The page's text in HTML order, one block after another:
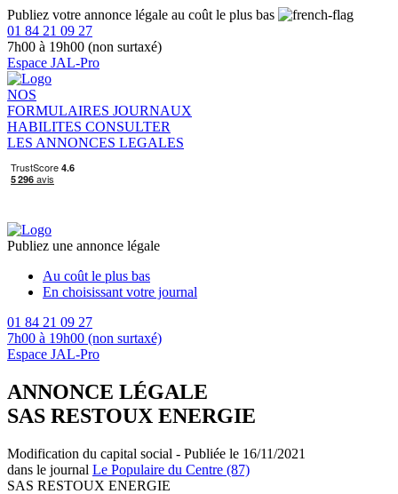
Publiez votre annonce légale au coût le plus bas
01 84 21 09 27
7h00 à 19h00 (non surtaxé)
Espace JAL-Pro
NOS
FORMULAIRES JOURNAUX
HABILITES CONSULTER
LES ANNONCES LEGALES
Publiez une annonce légale
Au coût le plus bas
En choisissant votre journal
01 84 21 09 27
7h00 à 19h00 (non surtaxé)
Espace JAL-Pro
ANNONCE LÉGALE
SAS RESTOUX ENERGIE
Modification du capital social - Publiée le 16/11/2021
dans le journal Le Populaire du Centre (87)
SAS RESTOUX ENERGIE